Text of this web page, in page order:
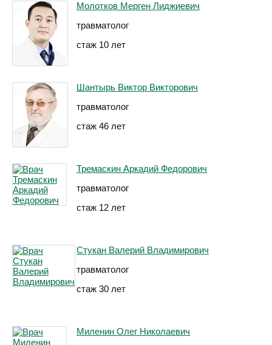
Молотков Мерген Лиджиевич
травматолог
стаж 10 лет
Шантырь Виктор Викторович
травматолог
стаж 46 лет
Тремаскин Аркадий Федорович
травматолог
стаж 12 лет
Стукан Валерий Владимирович
травматолог
стаж 30 лет
Миленин Олег Николаевич